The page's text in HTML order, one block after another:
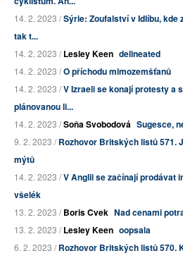
14. 2. 2023 /Sýrie: Zoufalství v Idlíbu, kde
tak t...
14. 2. 2023 /Lesley Keen delineated
14. 2. 2023 /O příchodu mimozemšťanů
14. 2. 2023 /V Izraeli se konají protesty a
plánovanou li...
14. 2. 2023 /Soňa Svobodová Sugesce,
9. 2. 2023 /Rozhovor Britských listů 571.
mýtů
14. 2. 2023 /V Anglii se začínají prodávat
všelék
13. 2. 2023 /Boris Cvek Nad cenami
13. 2. 2023 /Lesley Keen oopsala
6. 2. 2023 /Rozhovor Britských listů 570.